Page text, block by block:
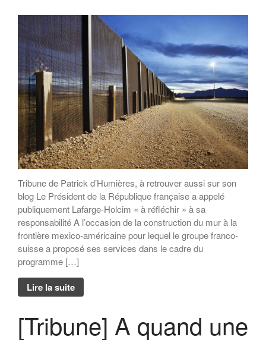
Tribune de Patrick d’Humières, à retrouver aussi sur son
blog Le Président de la République française a appelé
publiquement Lafarge-Holcim « à réfléchir » à sa
responsabilité A l’occasion de la construction du mur à la
frontière mexico-américaine pour lequel le groupe franco-
suisse a proposé ses services dans le cadre du
programme […]
Lire la suite
[Tribune] A quand une